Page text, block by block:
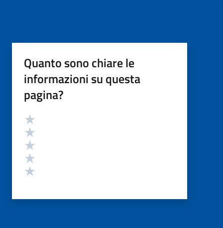
Quanto sono chiare le
informazioni su questa
pagina?
Valutazione